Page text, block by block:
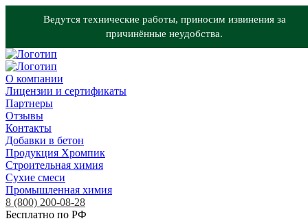
Ведутся технические работы, приносим извинения за
причинённые неудобства.
О компании
Лицензии и сертификаты
Партнеры
Отзывы
Контакты
Добавки в бетон
Продукция Хромпик
Строительная химия
Сухие смеси
Промышленная химия
8 (800) 200-08-28
Бесплатно по РФ